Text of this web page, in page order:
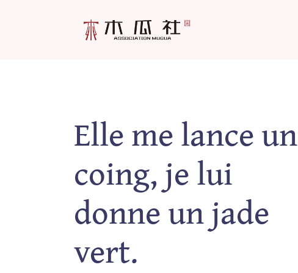
Elle me lance un
coing, je lui
donne un jade
vert.